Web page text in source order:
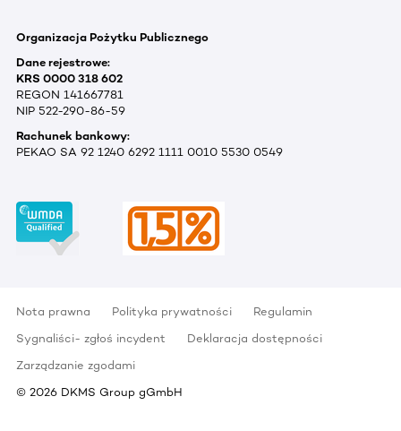
Organizacja Pożytku Publicznego
Dane rejestrowe:
KRS 0000 318 602
REGON 141667781
NIP 522-290-86-59
Rachunek bankowy:
PEKAO SA 92 1240 6292 1111 0010 5530 0549
Nota prawna Polityka prywatności
Regulamin
Sygnaliści- zgłoś incydent
Deklaracja dostępności
Zarządzanie zgodami
© 2026 DKMS Group gGmbH